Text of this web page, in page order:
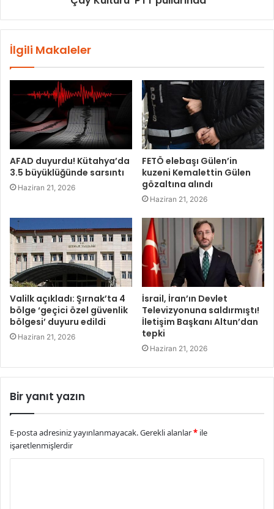
İlgili Makaleler
AFAD duyurdu! Kütahya’da
3.5 büyüklüğünde sarsıntı
Haziran 21, 2026
FETÖ elebaşı Gülen’in
kuzeni Kemalettin Gülen
gözaltına alındı
Haziran 21, 2026
Valilk açıkladı: Şırnak’ta 4
bölge ‘geçici özel güvenlik
bölgesi’ duyuru edildi
Haziran 21, 2026
İsrail, İran’ın Devlet
Televizyonuna saldırmıştı!
İletişim Başkanı Altun’dan
tepki
Haziran 21, 2026
Bir yanıt yazın
E-posta adresiniz yayınlanmayacak.Gerekli alanlar* ile
işaretlenmişlerdir